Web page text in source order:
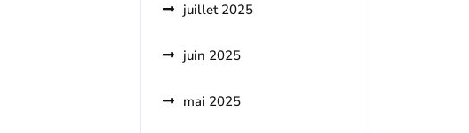
juillet 2025
juin 2025
mai 2025